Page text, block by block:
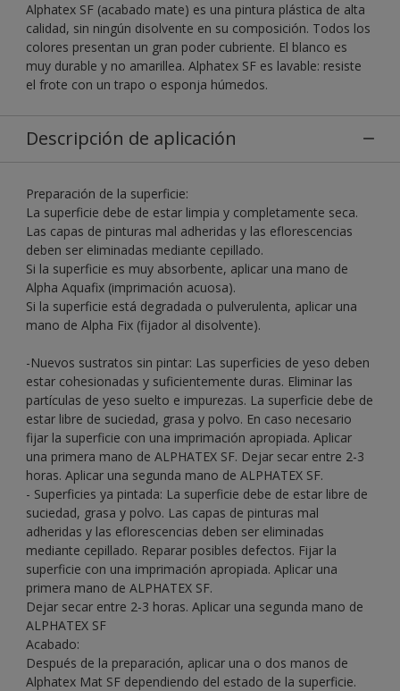
Alphatex SF (acabado mate) es una pintura plástica de alta
calidad, sin ningún disolvente en su composición. Todos los
colores presentan un gran poder cubriente. El blanco es
muy durable y no amarillea. Alphatex SF es lavable: resiste
el frote con un trapo o esponja húmedos.
Descripción de aplicación
Preparación de la superficie:
La superficie debe de estar limpia y completamente seca.
Las capas de pinturas mal adheridas y las eflorescencias
deben ser eliminadas mediante cepillado.
Si la superficie es muy absorbente, aplicar una mano de
Alpha Aquafix (imprimación acuosa).
Si la superficie está degradada o pulverulenta, aplicar una
mano de Alpha Fix (fijador al disolvente).
-Nuevos sustratos sin pintar: Las superficies de yeso deben
estar cohesionadas y suficientemente duras. Eliminar las
partículas de yeso suelto e impurezas. La superficie debe de
estar libre de suciedad, grasa y polvo. En caso necesario
fijar la superficie con una imprimación apropiada. Aplicar
una primera mano de ALPHATEX SF. Dejar secar entre 2-3
horas. Aplicar una segunda mano de ALPHATEX SF.
- Superficies ya pintada: La superficie debe de estar libre de
suciedad, grasa y polvo. Las capas de pinturas mal
adheridas y las eflorescencias deben ser eliminadas
mediante cepillado. Reparar posibles defectos. Fijar la
superficie con una imprimación apropiada. Aplicar una
primera mano de ALPHATEX SF.
Dejar secar entre 2-3 horas. Aplicar una segunda mano de
ALPHATEX SF
Acabado:
Después de la preparación, aplicar una o dos manos de
Alphatex Mat SF dependiendo del estado de la superficie.